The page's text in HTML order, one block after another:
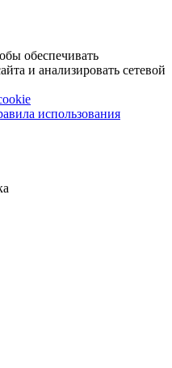
обеспечивать
и анализировать сетевой
использования